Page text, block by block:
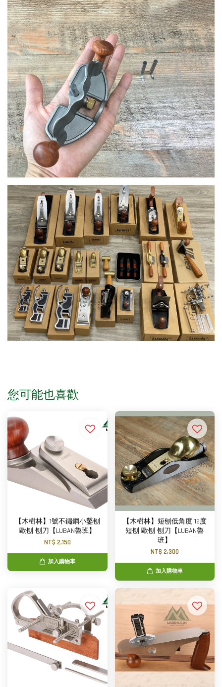
您可能也喜歡
【木樹林】1號不鏽鋼小鑿刨
歐刨 刨刀【LUBAN魯班】
NT$ 2,150
加入購物車
【木樹林】短刨低角度 12度
短刨 歐刨 刨刀【LUBAN魯
班】
NT$ 2,300
加入購物車